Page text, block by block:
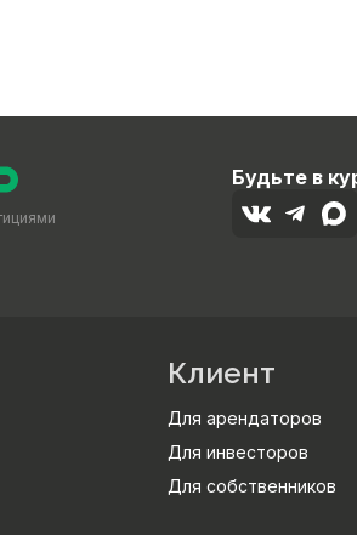
Будьте в
Клиент
Для арендаторов
Для инвесторов
Для собственников